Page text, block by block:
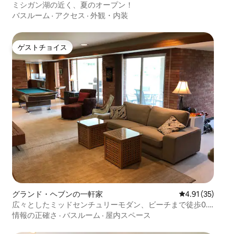
ミシガン湖の近く、夏のオープン！
バスルーム · アクセス · 外観・内装
ゲストチョイス
ゲストチョイス
グランド・ヘブンの一軒家 レビュー35
4.91 (35)
広々としたミッドセンチュリーモダン、ビーチまで徒歩0.5
マイル
情報の正確さ · バスルーム · 屋内スペース